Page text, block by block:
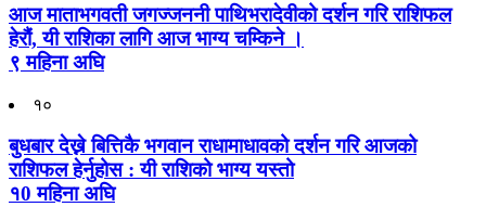
आज माताभगवती जगज्जननी पाथिभरादेवीको दर्शन गरि राशिफल
हेरौं, यी राशिका लागि आज भाग्य चम्किने ।
९ महिना अघि
१०
बुधबार देख्ने बित्तिकै भगवान राधामाधावको दर्शन गरि आजको
राशिफल हेर्नुहोस : यी राशिको भाग्य यस्तो
१0 महिना अघि